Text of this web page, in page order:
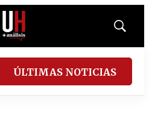
Mostrar
ÚLTIMAS NOTICIAS